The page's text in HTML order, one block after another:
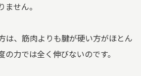
せん。
は、筋肉よりも腱が硬い方がほとん
の力では全く伸びないのです。